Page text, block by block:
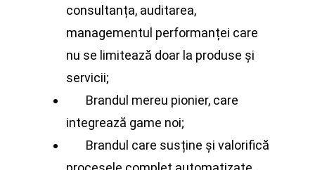
consultanța, auditarea,
managementul performanței care
nu se limitează doar la produse și
servicii;
Brandul mereu pionier, care
integrează game noi;
Brandul care susține și valorifică